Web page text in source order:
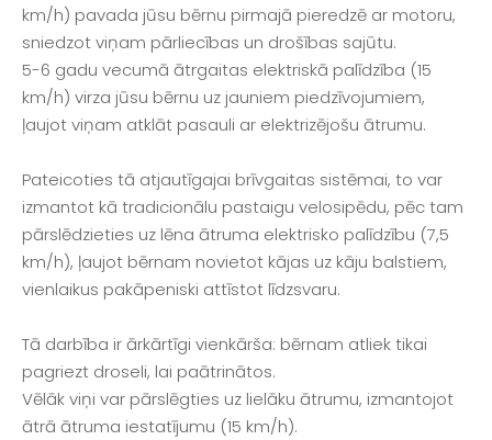
km/h) pavada jūsu bērnu pirmajā pieredzē ar motoru,
sniedzot viņam pārliecības un drošības sajūtu.
5-6 gadu vecumā ātrgaitas elektriskā palīdzība (15
km/h) virza jūsu bērnu uz jauniem piedzīvojumiem,
ļaujot viņam atklāt pasauli ar elektrizējošu ātrumu.
Pateicoties tā atjautīgajai brīvgaitas sistēmai, to var
izmantot kā tradicionālu pastaigu velosipēdu, pēc tam
pārslēdzieties uz lēna ātruma elektrisko palīdzību (7,5
km/h), ļaujot bērnam novietot kājas uz kāju balstiem,
vienlaikus pakāpeniski attīstot līdzsvaru.
Tā darbība ir ārkārtīgi vienkārša: bērnam atliek tikai
pagriezt droseli, lai paātrinātos.
Vēlāk viņi var pārslēgties uz lielāku ātrumu, izmantojot
ātrā ātruma iestatījumu (15 km/h).